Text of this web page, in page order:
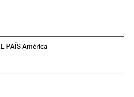
PAÍS América
en Twitter
Brasil en Instagram
País Brasil en Facebook